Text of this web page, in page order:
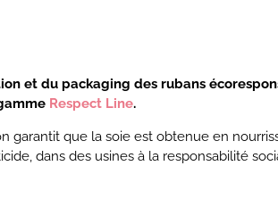
et du packaging des rubans
Respect Line.
garantit que la soie est obtenue en
dans des usines à la responsabilité